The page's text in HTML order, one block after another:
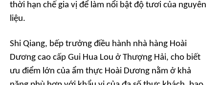
thời hạn chế gia vị để làm nổi bật độ tươi của nguyên
liệu.
Shi Qiang, bếp trưởng điều hành nhà hàng Hoài
Dương cao cấp Gui Hua Lou ở Thượng Hải, cho biết
ưu điểm lớn của ẩm thực Hoài Dương nằm ở khả